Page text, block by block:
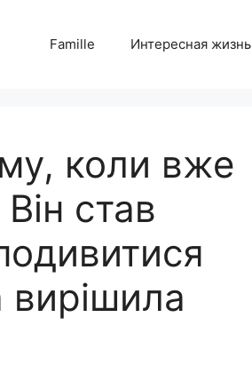
Famille Интересная жизнь
коли вже
став
вирішила